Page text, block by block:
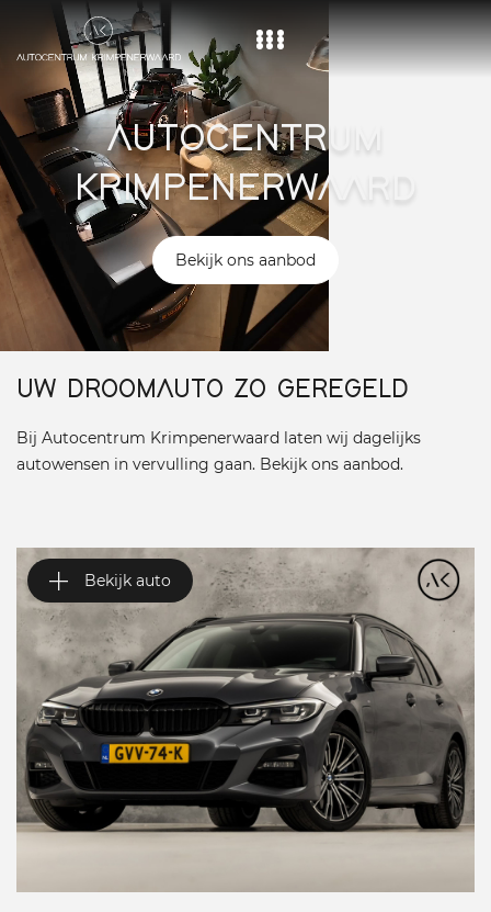
Home
Aanbod
Diensten
Over ons
Vacature
Contact
AUTOCENTRUM
KRIMPENERWAARD
Bekijk ons aanbod
UW DROOMAUTO ZO GEREGELD
Bij Autocentrum Krimpenerwaard laten wij dagelijks
autowensen in vervulling gaan. Bekijk ons aanbod.
Bekijk auto